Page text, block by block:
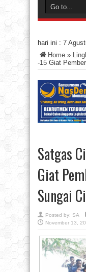
hari ini : 7
Home »
-15 Giat
Satgas
Giat
Sungai
Posted by: SA
November 13,